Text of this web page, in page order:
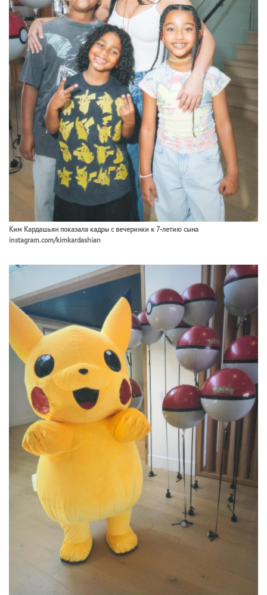
Ким Кардашьян показала кадры с вечеринки к 7-летию сына
instagram.com/kimkardashian